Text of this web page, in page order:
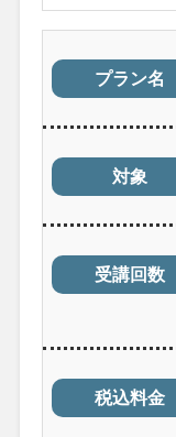
プラン名
対象
受講回数
税込料金